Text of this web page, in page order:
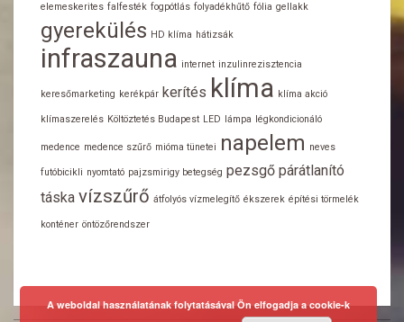
elemeskerites falfesték fogpótlás folyadékhűtő fólia gellakk
gyerekülés HD klíma hátizsák
infraszauna internet inzulinrezisztencia
keresőmarketing kerékpár kerítés klíma klíma akció
klímaszerelés Költöztetés Budapest LED lámpa légkondicionáló
medence medence szűrő mióma tünetei napelem neves
futóbicikli nyomtató pajzsmirigy betegség pezsgő párátlanító
táska vízszűrő átfolyós vízmelegítő ékszerek építési törmelék
konténer öntözőrendszer
A weboldal használatának folytatásával Ön elfogadja a cookie-k